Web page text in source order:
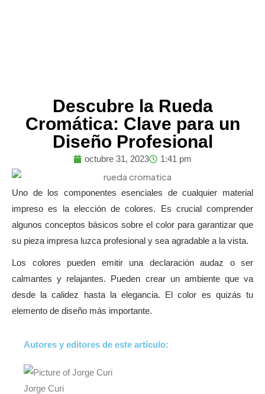
Descubre la Rueda
Cromática: Clave para un
Diseño Profesional
octubre 31, 2023 1:41 pm
Uno de los componentes esenciales de cualquier material
impreso es la elección de colores. Es crucial comprender
algunos conceptos básicos sobre el color para garantizar que
su pieza impresa luzca profesional y sea agradable a la vista.
Los colores pueden emitir una declaración audaz o ser
calmantes y relajantes. Pueden crear un ambiente que va
desde la calidez hasta la elegancia. El color es quizás tu
elemento de diseño más importante.
Autores y editores de este artículo:
Jorge Curi